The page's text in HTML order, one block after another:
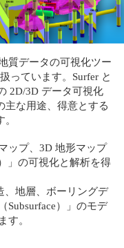
質データの可視化ツー
っています。Surfer と
2D/3D データ可視化
主な用途、得意とする
ップ、3D 地形マップ
」の可視化と解析を得
、地層、ボーリングデ
Subsurface）」のモデ
す。